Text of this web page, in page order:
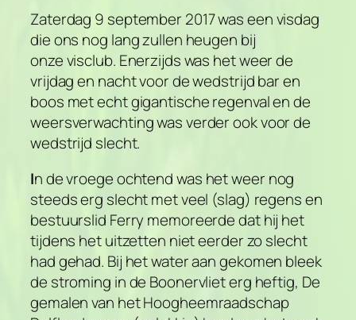
Zaterdag 9 september 2017 was een visdag
die ons nog lang zullen heugen bij
onze visclub. Enerzijds was het weer de
vrijdag en nacht voor de wedstrijd bar en
boos met echt gigantische regenval en de
weersverwachting was verder ook voor de
wedstrijd slecht.
In de vroege ochtend was het weer nog
steeds erg slecht met veel (slag) regens en
bestuurslid Ferry memoreerde dat hij het
tijdens het uitzetten niet eerder zo slecht
had gehad. Bij het water aan gekomen bleek
de stroming in de Boonervliet erg heftig, De
gemalen van het Hoogheemraadschap